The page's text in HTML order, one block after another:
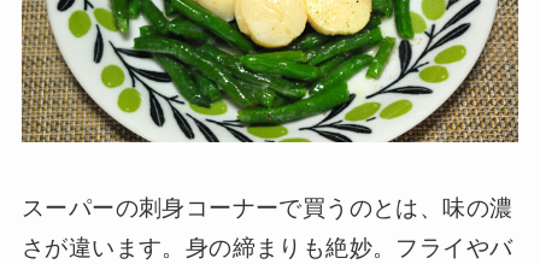
スーパーの刺身コーナーで買うのとは、味の濃
さが違います。身の締まりも絶妙。フライやバ